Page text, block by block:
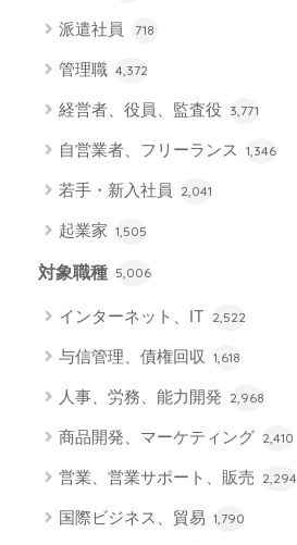
派遣社員 718
管理職 4,372
経営者、役員、監査役 3,771
自営業者、フリーランス 1,346
若手・新入社員 2,041
起業家 1,505
対象職種 5,006
インターネット、IT 2,522
与信管理、債権回収 1,618
人事、労務、能力開発 2,968
商品開発、マーケティング 2,410
営業、営業サポート、販売 2,294
国際ビジネス、貿易 1,790